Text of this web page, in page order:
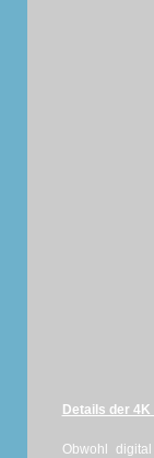
Details der 4K
Obwohl